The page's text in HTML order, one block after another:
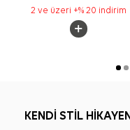
2 ve üzeri +% 20 indirim
KENDİ STİL